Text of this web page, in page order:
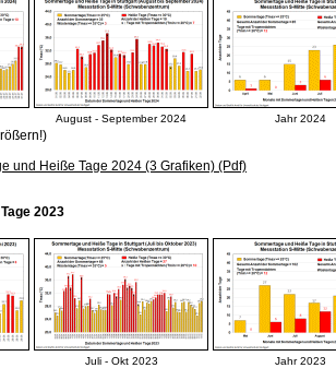
August - September 2024 Jahr 2024
und Heiße Tage 2024 (3 Grafiken) (Pdf)
2023
Juli - Okt 2023 Jahr 2023